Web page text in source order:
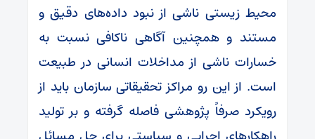
محیط زیستی ناشی از نبود داده‌های دقیق و
مستند و همچنین آگاهی ناکافی نسبت به
خسارات ناشی از مداخلات انسانی در طبیعت
است. از این رو مراکز تحقیقاتی سازمان باید از
رویکرد صرفاً پژوهشی فاصله گرفته و بر تولید